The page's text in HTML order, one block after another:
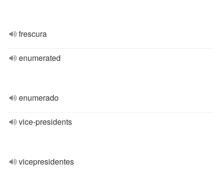
frescura
enumerated
enumerado
vice-presidents
vicepresidentes